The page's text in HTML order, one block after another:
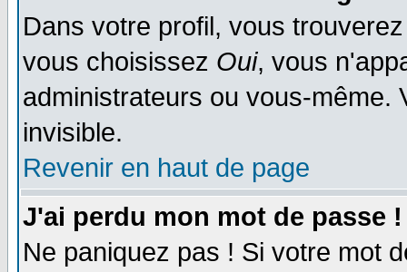
Dans votre profil, vous
vous choisissez Oui, vous
administrateurs ou vous-même.
invisible.
Revenir en haut de page
J'ai perdu mon mot de passe !
Ne paniquez pas ! Si votre mot